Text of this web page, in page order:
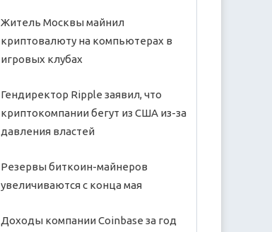
Житель Москвы майнил
криптовалюту на компьютерах в
игровых клубах
Гендиректор Ripple заявил, что
криптокомпании бегут из США из-за
давления властей
Резервы биткоин-майнеров
увеличиваются с конца мая
Доходы компании Coinbase за год